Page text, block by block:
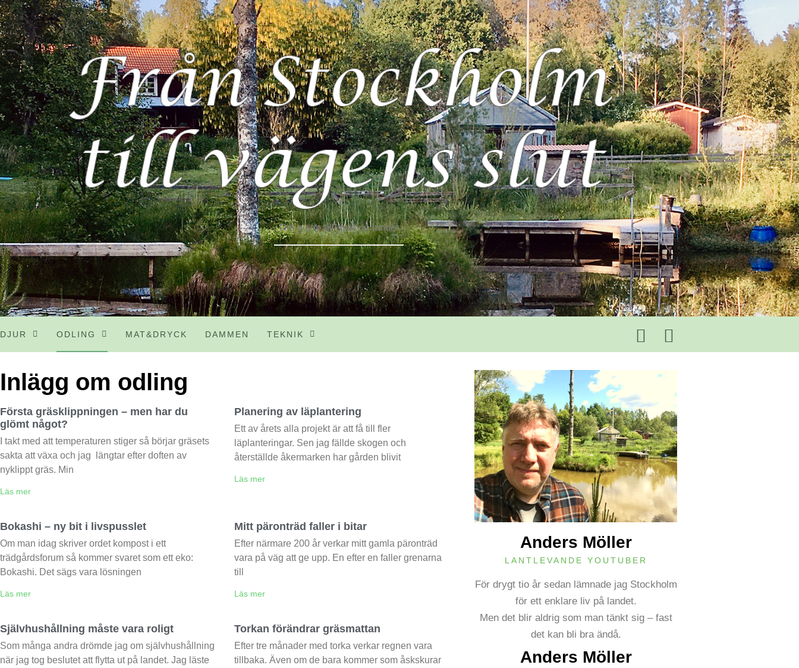
Din guide till livet på landet
DJUR ODLING MAT&DRYCK DAMMEN TEKNIK
Inlägg om odling
Första gräsklippningen – men har du
glömt något?
I takt med att temperaturen stiger så börjar gräsets
sakta att växa och jag längtar efter doften av
nyklippt gräs. Min
Läs mer
Planering av läplantering
Ett av årets alla projekt är att få till fler
läplanteringar. Sen jag fällde skogen och
återställde åkermarken har gården blivit
Läs mer
Bokashi – ny bit i livspusslet
Om man idag skriver ordet kompost i ett
trädgårdsforum så kommer svaret som ett eko:
Bokashi. Det sägs vara lösningen
Läs mer
Mitt päronträd faller i bitar
Efter närmare 200 år verkar mitt gamla päronträd
vara på väg att ge upp. En efter en faller grenarna
till
Läs mer
Självhushållning måste vara roligt
Som många andra drömde jag om självhushållning
när jag tog beslutet att flytta ut på landet. Jag läste
Torkan förändrar gräsmattan
Efter tre månader med torka verkar regnen vara
tillbaka. Även om de bara kommer som åskskurar
Anders Möller
LANTLEVANDE YOUTUBER
För drygt tio år sedan lämnade jag Stockholm
för ett enklare liv på landet.
Men det blir aldrig som man tänkt sig – fast
det kan bli bra ändå.
Anders Möller